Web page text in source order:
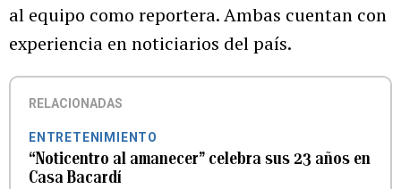
al equipo como reportera. Ambas cuentan con
experiencia en noticiarios del país.
RELACIONADAS
ENTRETENIMIENTO
“Noticentro al amanecer” celebra sus 23 años en
Casa Bacardí